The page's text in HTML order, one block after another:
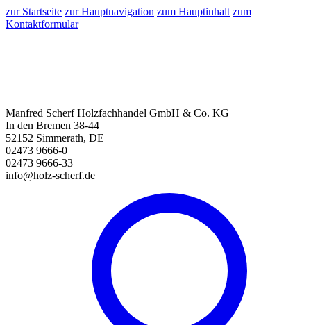
zur Startseite zur Hauptnavigation zum Hauptinhalt zum
Kontaktformular
Manfred Scherf Holzfachhandel GmbH & Co. KG
In den Bremen 38-44
52152 Simmerath, DE
02473 9666-0
02473 9666-33
info@holz-scherf.de